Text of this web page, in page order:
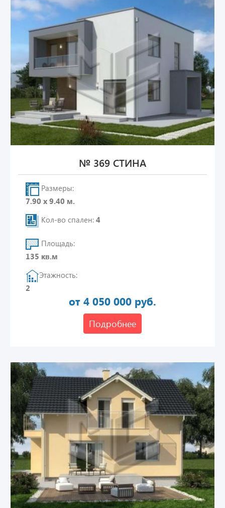
№ 369 СТИНА
Размеры:
7.90 х 9.40 м.
Кол-во спален: 4
Площадь:
135 кв.м
Этажность:
2
от 4 050 000 руб.
Подробнее